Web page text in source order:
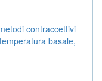
contraccettivi
basale,